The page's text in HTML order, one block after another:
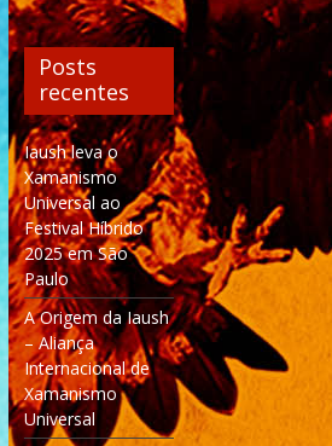
Posts
recentes
Iaush leva o
Xamanismo
Universal ao
Festival Híbrido
2025 em São
Paulo
A Origem da Iaush
– Aliança
Internacional de
Xamanismo
Universal